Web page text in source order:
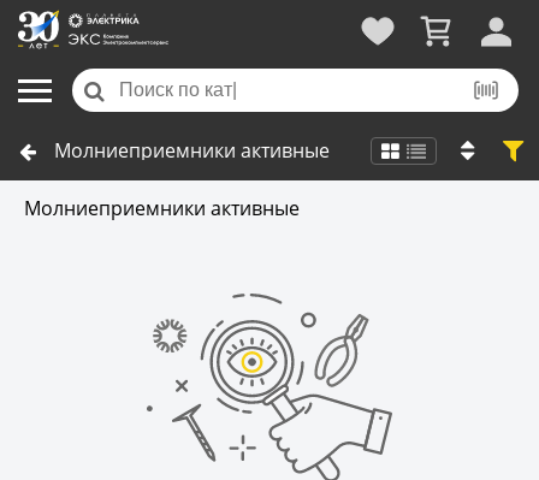
Молниеприемники активные
Молниеприемники активные